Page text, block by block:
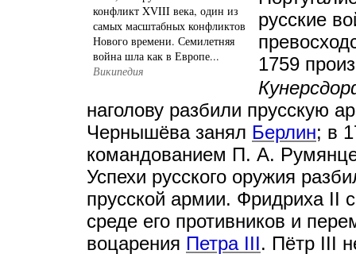
конфликт XVIII века, один из
самых масштабных конфликтов
Нового времени. Семилетняя
война шла как в Европе...
Википедия
русские
1759
наголову разбили прусскую
Чернышёва занял Берлин; в
командованием П. А.
Успехи русского оружия
прусской армии. Фридриха II
среде его противников и
воцарения Петра III. Пётр III